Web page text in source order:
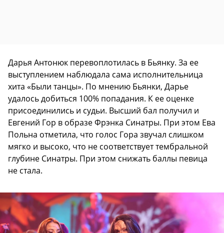
Дарья Антонюк перевоплотилась в Бьянку. За ее
выступлением наблюдала сама исполнительница
хита «Были танцы». По мнению Бьянки, Дарье
удалось добиться 100% попадания. К ее оценке
присоединились и судьи. Высший бал получил и
Евгений Гор в образе Фрэнка Синатры. При этом Ева
Польна отметила, что голос Гора звучал слишком
мягко и высоко, что не соответствует тембральной
глубине Синатры. При этом снижать баллы певица
не стала.